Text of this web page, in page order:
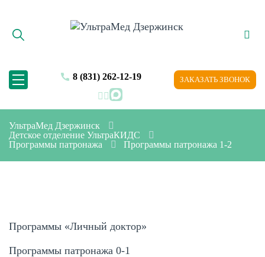
8 (831) 262-12-19
MAX
ЗАКАЗАТЬ ЗВОНОК
УльтраМед Дзержинск
Детское отделение УльтраКИДС
Программы патронажа
Программы патронажа 1-2
Программы «Личный доктор»
Программы патронажа 0-1